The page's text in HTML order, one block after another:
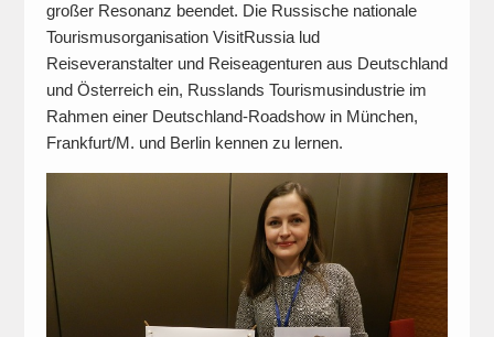
großer Resonanz beendet. Die Russische nationale
Tourismusorganisation VisitRussia lud
Reiseveranstalter und Reiseagenturen aus Deutschland
und Österreich ein, Russlands Tourismusindustrie im
Rahmen einer Deutschland-Roadshow in München,
Frankfurt/M. und Berlin kennen zu lernen.